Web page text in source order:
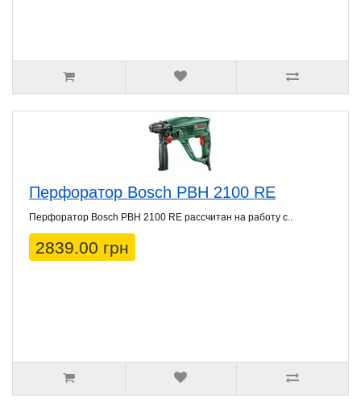
Перфоратор Bosch PBH 2100 RE
Перфоратор Bosch PBH 2100 RE рассчитан на работу с..
2839.00 грн